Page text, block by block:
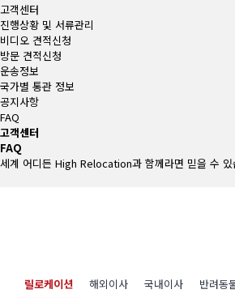
고객센터
진행상황 및 서류관리
비디오 견적신청
방문 견적신청
운송정보
국가별 통관 정보
공지사항
FAQ
고객센터
FAQ
세계 어디든 High Relocation과 함께라면 믿을 수 있
릴로케이션 해외이사 국내이사 반려동